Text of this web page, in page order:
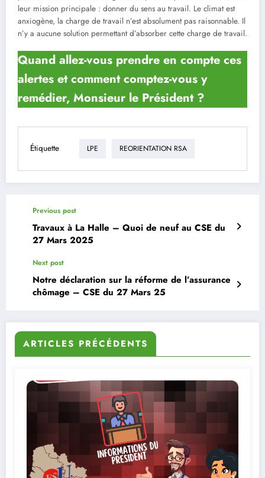
leur mission principale : donner du sens au travail. Le climat est
anxiogène, la charge de travail n’est absolument pas raisonnable. Il
n’y a aucune solution permettant d’absorber cette charge de travail.
Quand allez-vous prendre en compte ces
alertes et comment comptez-vous y
remédier, Monsieur le Président ?
Étiquette LPE REORIENTATION RSA
Previous post
Travaux à La Halle – Quoi de neuf au CSE du
27 Mars 2025
Next post
Notre déclaration sur la réforme de l’assurance
chômage – CSE du 27 Mars 25
ARTICLES PRÉCÉDENTS